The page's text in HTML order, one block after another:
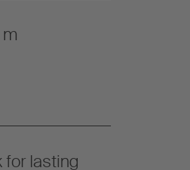
for lasting